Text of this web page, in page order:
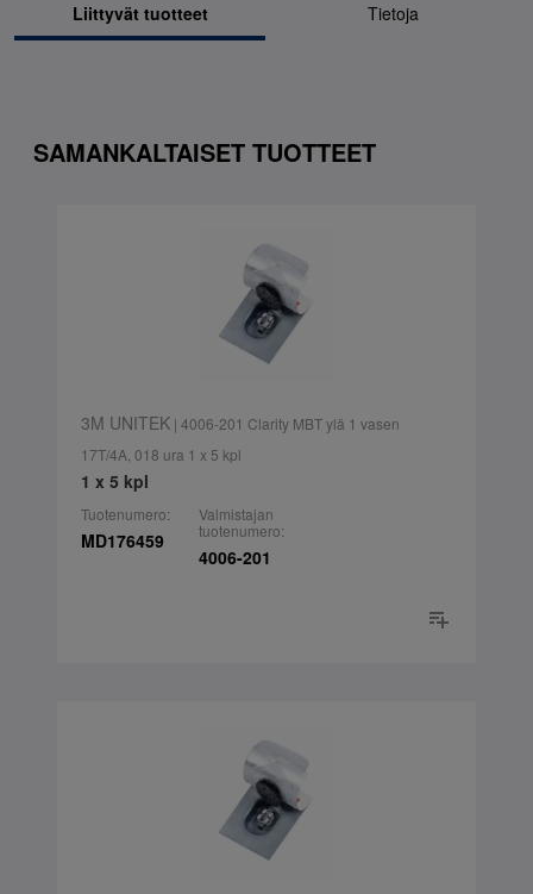
Liittyvät tuotteet Tietoja
SAMANKALTAISET TUOTTEET
3M UNITEK| 4006-201 Clarity MBT ylä 1 vasen
17T/4A, 018 ura 1 x 5 kpl
1 x 5 kpl
Tuotenumero:
MD176459
Valmistajan
tuotenumero:
4006-201